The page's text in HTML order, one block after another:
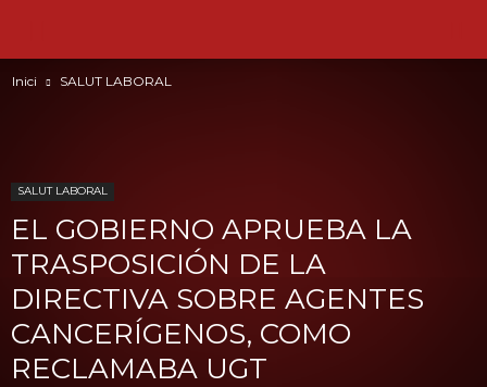
Inici SALUT LABORAL
SALUT LABORAL
EL GOBIERNO APRUEBA LA
TRASPOSICIÓN DE LA
DIRECTIVA SOBRE AGENTES
CANCERÍGENOS, COMO
RECLAMABA UGT